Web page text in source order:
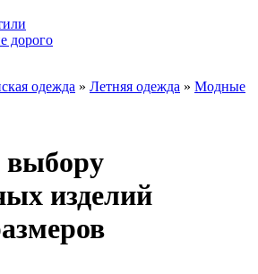
дорого
одежда » Летняя одежда » Модные
выбору
изделий